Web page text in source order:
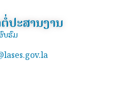
ປະສານງານ
ບຮົມ